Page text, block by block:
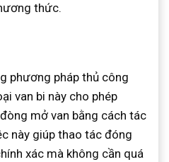
thức.
phương pháp thủ công
van bi này cho phép
mở van bằng cách tác
này giúp thao tác đóng
xác mà không cần quá